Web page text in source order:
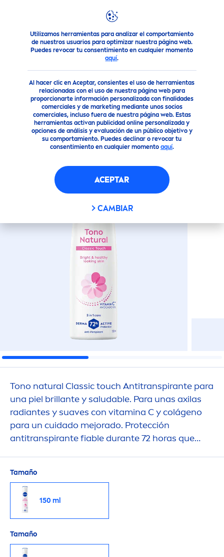
Utilizamos herramientas para analizar el comportamiento
de nuestros usuarios para optimizar nuestra página web.
Puedes revocar tu consentimiento en cualquier momento
aquí.
Al hacer clic en Aceptar, consientes el uso de herramientas
relacionadas con el uso de nuestra página web para
proporcionarte información personalizada con finalidades
comerciales y de marketing mediante unos socios
comerciales, incluso fuera de nuestra página web. Estas
herramientas activan publicidad online personalizada y
opciones de análisis y evaluación de un público objetivo y
su comportamiento. Puedes declinar o revocar tu
consentimiento en cualquier momento aquí.
ACEPTAR
CAMBIAR
Nuestros Productos Cuidado Corporal Línea de
(42)
DESODORANTE ACLARADO
NATURALCLASSIC TOUCH
AEROSOL
Tono natural Classic touch Antitranspirante para
una piel brillante y saludable. Para unas axilas
radiantes y suaves con vitamina C y colágeno
para un cuidado mejorado. Protección
antitranspirante fiable durante 72 horas que
Tamaño
150 ml
Tamaño